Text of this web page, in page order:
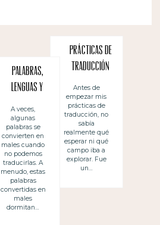
Palabras,
lenguas y
traducciones
A veces,
algunas
palabras se
convierten en
males cuando
no podemos
traducirlas. A
menudo, estas
palabras
convertidas en
males
dormitan…
Prácticas de
traducción
Antes de
empezar mis
prácticas de
traducción, no
sabía
realmente qué
esperar ni qué
campo iba a
explorar. Fue
un…